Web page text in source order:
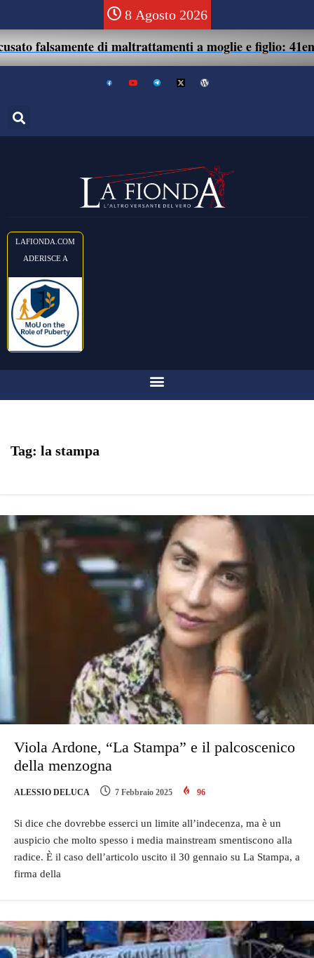
8 Agosto 2026
di maltrattamenti a moglie e figlio: 41enne
LAFIONDA.COM
ADERISCE A
Tag: la stampa
Viola Ardone, “La Stampa” e il palcoscenico
della menzogna
ALESSIO DELUCA 7 Febbraio 2025 96
Si dice che dovrebbe esserci un limite all’indecenza, ma è un
auspicio che molto spesso i media mainstream smentiscono alla
radice. È il caso dell’articolo uscito il 30 gennaio su La Stampa, a
firma della